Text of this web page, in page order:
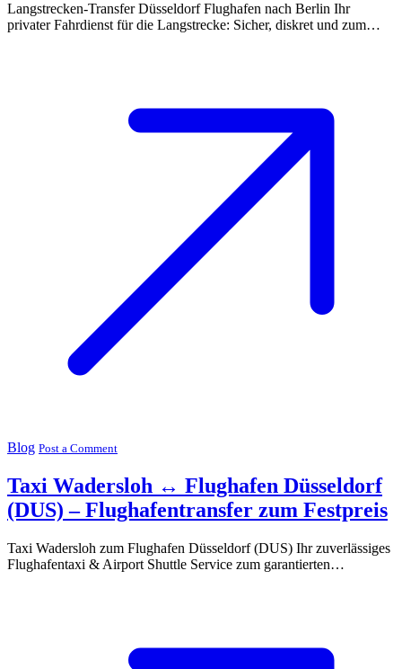
Langstrecken-Transfer Düsseldorf Flughafen nach Berlin Ihr
privater Fahrdienst für die Langstrecke: Sicher, diskret und zum…
Blog Post a Comment
Taxi Wadersloh ↔ Flughafen Düsseldorf
(DUS) – Flughafentransfer zum Festpreis
Taxi Wadersloh zum Flughafen Düsseldorf (DUS) Ihr zuverlässiges
Flughafentaxi & Airport Shuttle Service zum garantierten…